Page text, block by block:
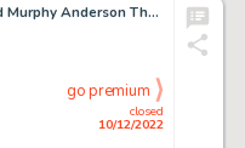
Carmine Infantino and Murphy Anderson The Flash #149 Story Page 4 Original Art (DC, 1964). ...
closed
10/12/2022
go premium